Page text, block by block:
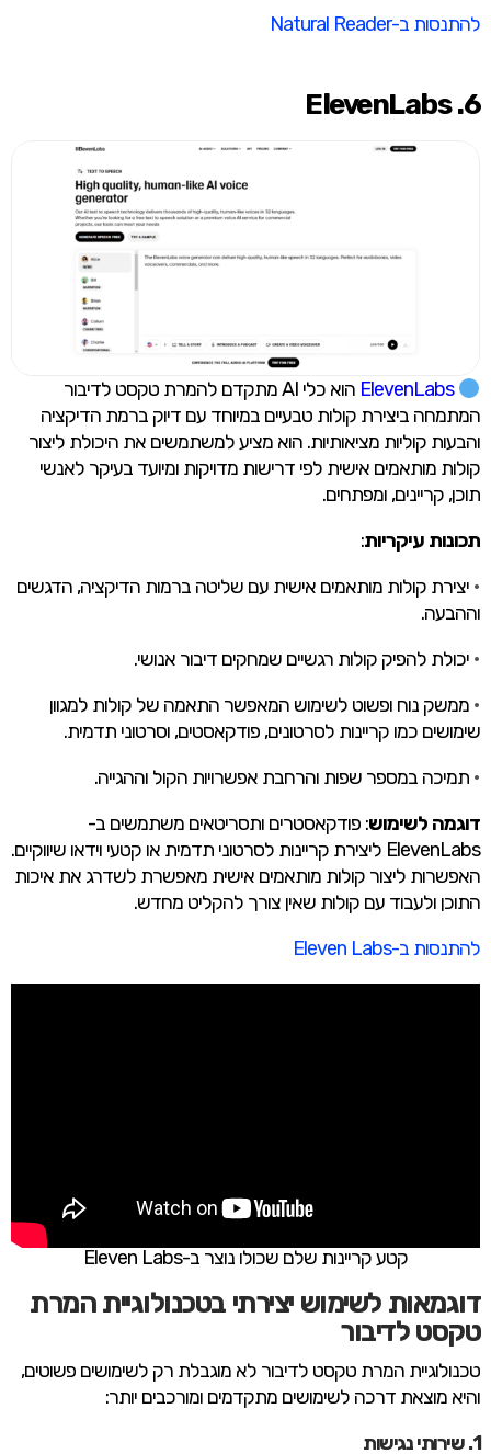
להתנסות ב-Natural Reader
6. ElevenLabs
ElevenLabs
הוא כלי AI מתקדם להמרת טקסט לדיבור
המתמחה ביצירת קולות טבעיים במיוחד עם דיוק ברמת הדיקציה
והבעות קוליות מציאותיות. הוא מציע למשתמשים את היכולת ליצור
קולות מותאמים אישית לפי דרישות מדויקות ומיועד בעיקר לאנשי
תוכן, קריינים, ומפתחים.
תכונות עיקריות:
• יצירת קולות מותאמים אישית עם שליטה ברמות הדיקציה, הדגשים
וההבעה.
• יכולת להפיק קולות רגשיים שמחקים דיבור אנושי.
• ממשק נוח ופשוט לשימוש המאפשר התאמה של קולות למגוון
שימושים כמו קריינות לסרטונים, פודקאסטים, וסרטוני תדמית.
• תמיכה במספר שפות והרחבת אפשרויות הקול וההגייה.
דוגמה לשימוש: פודקאסטרים ותסריטאים משתמשים ב-
ElevenLabs ליצירת קריינות לסרטוני תדמית או קטעי וידאו שיווקיים.
האפשרות ליצור קולות מותאמים אישית מאפשרת לשדרג את איכות
התוכן ולעבוד עם קולות שאין צורך להקליט מחדש.
להתנסות ב-Eleven Labs
קטע קריינות שלם שכולו נוצר ב-Eleven Labs
דוגמאות לשימוש יצירתי בטכנולוגיית המרת
טקסט לדיבור
טכנולוגיית המרת טקסט לדיבור לא מוגבלת רק לשימושים פשוטים,
והיא מוצאת דרכה לשימושים מתקדמים ומורכבים יותר: ​
1. שירותי נגישות